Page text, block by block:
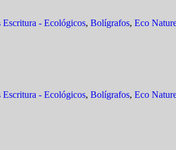
- Ecológicos, Bolígrafos, Eco
- Ecológicos, Bolígrafos, Eco